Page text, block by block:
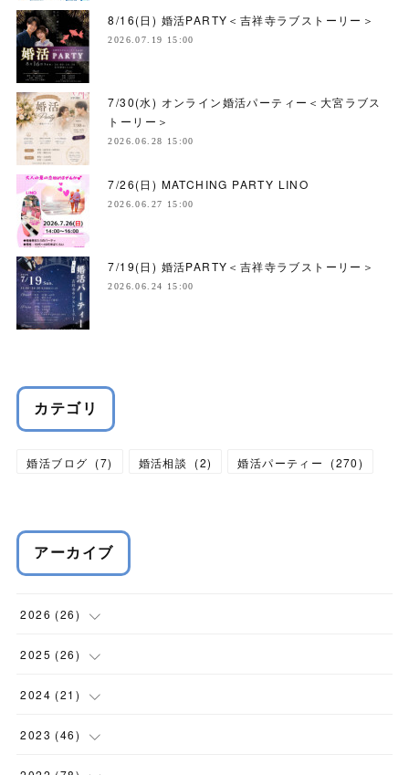
8/16(日) 婚活PARTY＜吉祥寺ラブストーリー＞
2026.07.19 15:00
7/30(水) オンライン婚活パーティー＜大宮ラブス
トーリー＞
2026.06.28 15:00
7/26(日) MATCHING PARTY LINO
2026.06.27 15:00
7/19(日) 婚活PARTY＜吉祥寺ラブストーリー＞
2026.06.24 15:00
カテゴリ
婚活ブログ (7) 婚活相談 (2) 婚活パーティー (270)
アーカイブ
2026 (26)
(1)
(1 )
(4)
(4 )
2025 (26)
(2 )
(6)
(3)
2024 (21 )
(3)
(3)
2023 (46)